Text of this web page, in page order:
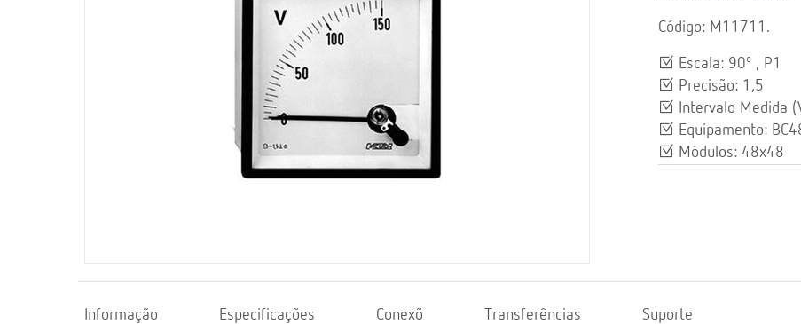
Código: M11711.
Escala: 90º , P1
Precisão: 1,5
Intervalo Medida
Equipamento:
Módulos: 48x48
Informação Especificações Conexõ Transferências Suporte